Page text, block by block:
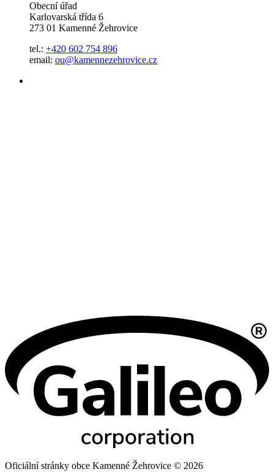
Obecní úřad
Karlovarská třída 6
273 01 Kamenné Žehrovice
tel.: +420 602 754 896
email: ou@kamennezehrovice.cz
Oficiální stránky obce Kamenné Žehrovice © 2026